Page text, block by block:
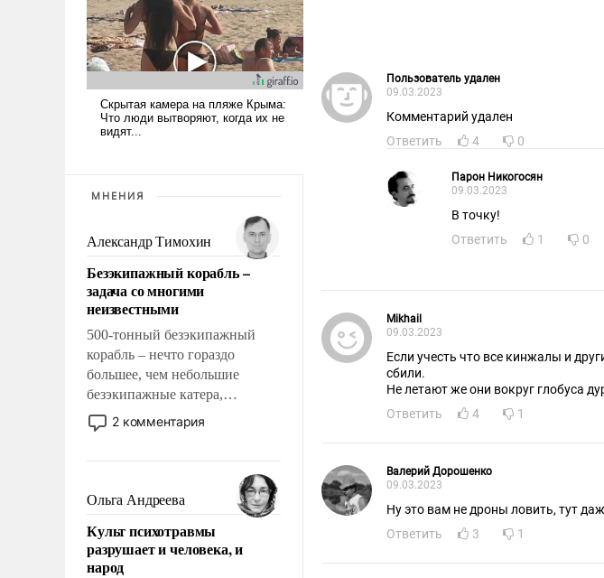
МНЕНИЯ
Александр Тимохин
Безэкипажный корабль –
задача со многими
неизвестными
500-тонный безэкипажный
корабль – нечто гораздо
большее, чем небольшие
безэкипажные катера,
применение которых уже
стало обыденностью. Задача по
сложна и амбициозна. Однако
и ее реализация радикально
поднимет наши боевые
возможности.
2 комментария
Ольга Андреева
Культ психотравмы
разрушает и человека, и
народ
Пользователь удален
09.03.2023
Комментарий удален
Ответить
4 0
Парон Никогосян
09.03.2023
В точку!
Ответить
1 0
Mikhail
09.03.2023
Если учесть что все кинжалы и
сбили.
Не летают же они вокруг глобуса
Ответить
4 1
Валерий Дорошенко
09.03.2023
Ну это вам не дроны ловить, тут
Ответить
3 1